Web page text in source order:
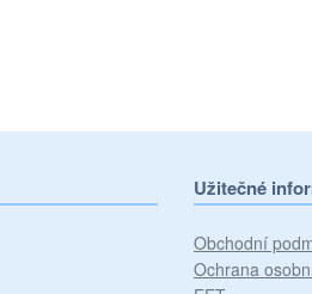
Užitečné
Obchodní
Ochrana